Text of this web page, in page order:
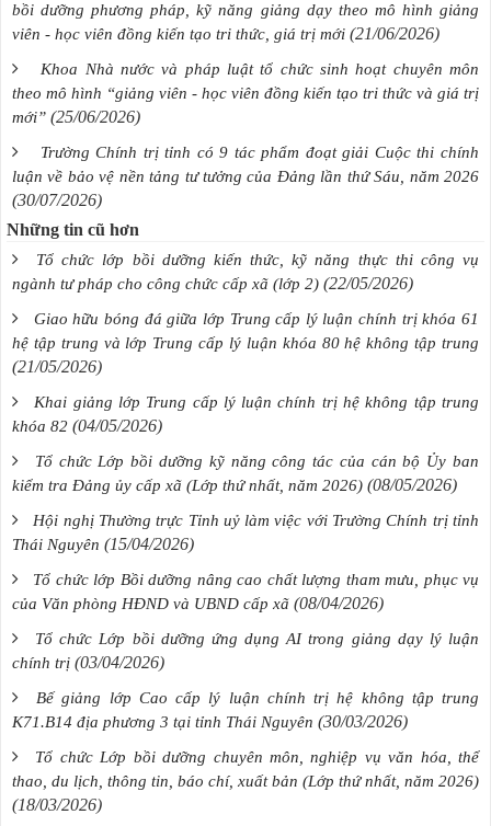
bồi dưỡng phương pháp, kỹ năng giảng dạy theo mô hình giảng
viên - học viên đồng kiến tạo tri thức, giá trị mới (21/06/2026)
Khoa Nhà nước và pháp luật tổ chức sinh hoạt chuyên môn
theo mô hình “giảng viên - học viên đồng kiến tạo tri thức và giá trị
mới” (25/06/2026)
Trường Chính trị tỉnh có 9 tác phẩm đoạt giải Cuộc thi chính
luận về bảo vệ nền tảng tư tưởng của Đảng lần thứ Sáu, năm 2026
(30/07/2026)
Những tin cũ hơn
Tổ chức lớp bồi dưỡng kiến thức, kỹ năng thực thi công vụ
ngành tư pháp cho công chức cấp xã (lớp 2) (22/05/2026)
Giao hữu bóng đá giữa lớp Trung cấp lý luận chính trị khóa 61
hệ tập trung và lớp Trung cấp lý luận khóa 80 hệ không tập trung
(21/05/2026)
Khai giảng lớp Trung cấp lý luận chính trị hệ không tập trung
khóa 82 (04/05/2026)
Tổ chức Lớp bồi dưỡng kỹ năng công tác của cán bộ Ủy ban
kiểm tra Đảng ủy cấp xã (Lớp thứ nhất, năm 2026) (08/05/2026)
Hội nghị Thường trực Tỉnh uỷ làm việc với Trường Chính trị tỉnh
Thái Nguyên (15/04/2026)
Tổ chức lớp Bồi dưỡng nâng cao chất lượng tham mưu, phục vụ
của Văn phòng HĐND và UBND cấp xã (08/04/2026)
Tổ chức Lớp bồi dưỡng ứng dụng AI trong giảng dạy lý luận
chính trị (03/04/2026)
Bế giảng lớp Cao cấp lý luận chính trị hệ không tập trung
K71.B14 địa phương 3 tại tỉnh Thái Nguyên (30/03/2026)
Tổ chức Lớp bồi dưỡng chuyên môn, nghiệp vụ văn hóa, thể
thao, du lịch, thông tin, báo chí, xuất bản (Lớp thứ nhất, năm 2026)
(18/03/2026)